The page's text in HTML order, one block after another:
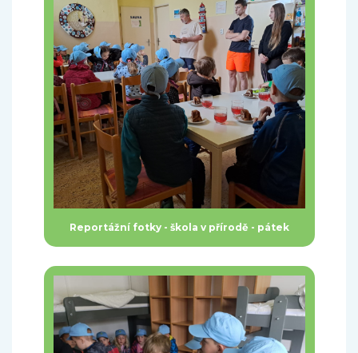
Reportážní fotky - škola v přírodě - pátek